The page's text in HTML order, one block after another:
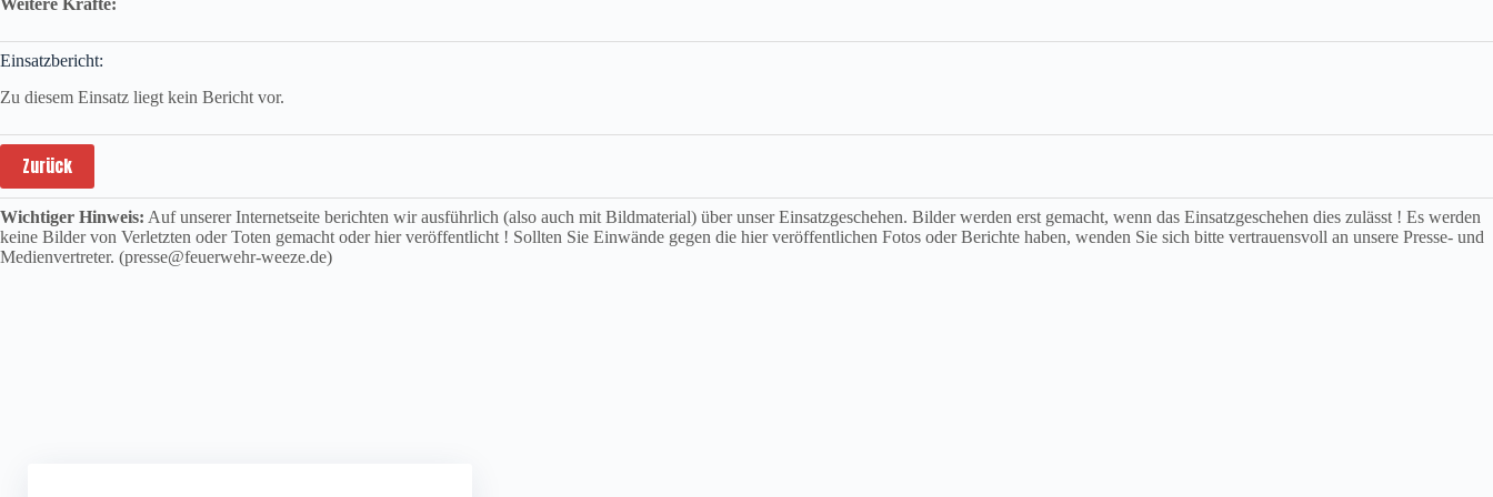
Weitere Kräfte:
Einsatzbericht:
Zu diesem Einsatz liegt kein Bericht vor.
Zurück
Wichtiger Hinweis: Auf unserer Internetseite berichten wir ausführlich (also auch mit Bildmaterial) über unser Einsatzgeschehen. Bilder werden erst gemacht, wenn das Einsatzgeschehen dies zulässt ! Es werden
keine Bilder von Verletzten oder Toten gemacht oder hier veröffentlicht ! Sollten Sie Einwände gegen die hier veröffentlichen Fotos oder Berichte haben, wenden Sie sich bitte vertrauensvoll an unsere Presse- und
Medienvertreter. (presse@feuerwehr-weeze.de)